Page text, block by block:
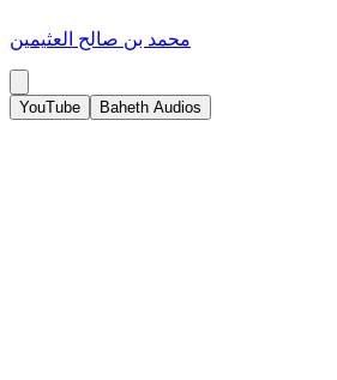
محمد بن صالح العثيمين
YouTube Baheth Audios